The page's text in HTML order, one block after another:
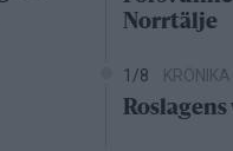
Norrtälje
1/8 KRÖNIKA